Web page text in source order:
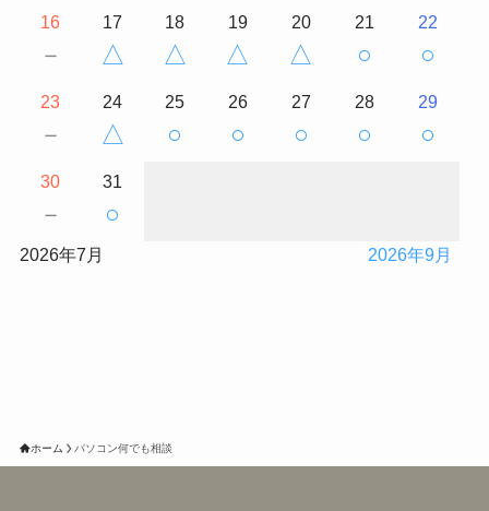
16
－
17
△
18
△
19
△
20
△
21
○
22
○
23
－
24
△
25
○
26
○
27
○
28
○
29
○
30
－
31
○
2026年7月 2026年9月
ホーム パソコン何でも相談